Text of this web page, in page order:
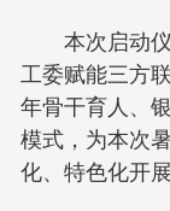
本次启动
工委赋能三方
年骨干育人、
模式，为本次
化、特色化开